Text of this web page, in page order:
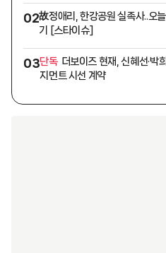
02故정애리, 한강공원 실족사..오
기 [스타이슈]
03단독 더보이즈 현재, 신혜선·박
지먼트 시선 계약